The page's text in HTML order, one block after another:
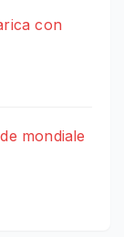
con
mondiale